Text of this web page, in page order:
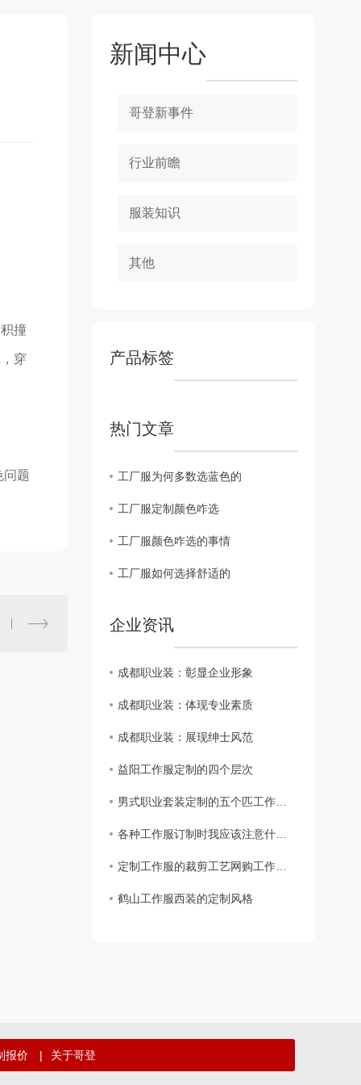
撞
穿
问题
新闻中心
哥登新事件
行业前瞻
服装知识
其他
产品标签
热门文章
工厂服为何多数选蓝色的
工厂服定制颜色咋选
工厂服颜色咋选的事情
工厂服如何选择舒适的
企业资讯
成都职业装：彰显企业形象
成都职业装：体现专业素质
成都职业装：展现绅士风范
益阳工作服定制的四个层次
男式职业套装定制的五个匹工作服裙底配点
各种工作服订制时我应该注意什么？
定制工作服的裁剪工艺网购工作服要求
鹤山工作服西装的定制风格
报价 | 关于哥登